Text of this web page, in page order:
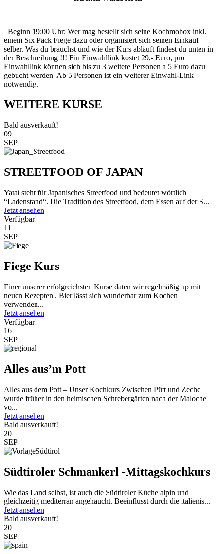
Beginn 19:00 Uhr; Wer mag bestellt sich seine Kochmobox inkl.
einem Six Pack Fiege dazu oder organisiert sich seinen Einkauf
selber. Was du brauchst und wie der Kurs abläuft findest du unten in
der Beschreibung !!! Ein Einwahllink kostet 29,- Euro; pro
Einwahllink können sich bis zu 3 weitere Personen a 5 Euro dazu
gebucht werden. Ab 5 Personen ist ein weiterer Einwahl-Link
notwendig.
WEITERE KURSE
Bald ausverkauft!
09
SEP
STREETFOOD OF JAPAN
Yatai steht für Japanisches Streetfood und bedeutet wörtlich
“Ladenstand“. Die Tradition des Streetfood, dem Essen auf der S...
Jetzt ansehen
Verfügbar!
11
SEP
Fiege Kurs
Einer unserer erfolgreichsten Kurse daten wir regelmäßig up mit
neuen Rezepten . Bier lässt sich wunderbar zum Kochen
verwenden...
Jetzt ansehen
Verfügbar!
16
SEP
Alles aus’m Pott
Alles aus dem Pott – Unser Kochkurs Zwischen Pütt und Zeche
wurde früher in den heimischen Schrebergärten nach der Maloche
vo...
Jetzt ansehen
Bald ausverkauft!
20
SEP
Südtiroler Schmankerl -Mittagskochkurs
Wie das Land selbst, ist auch die Südtiroler Küche alpin und
gleichzeitig mediterran angehaucht. Beeinflusst durch die italienis...
Jetzt ansehen
Bald ausverkauft!
20
SEP